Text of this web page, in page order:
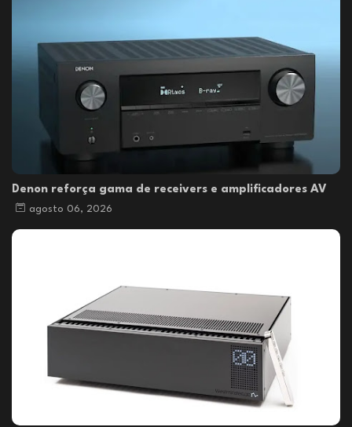
Denon reforça gama de receivers e amplificadores AV
agosto 06, 2026